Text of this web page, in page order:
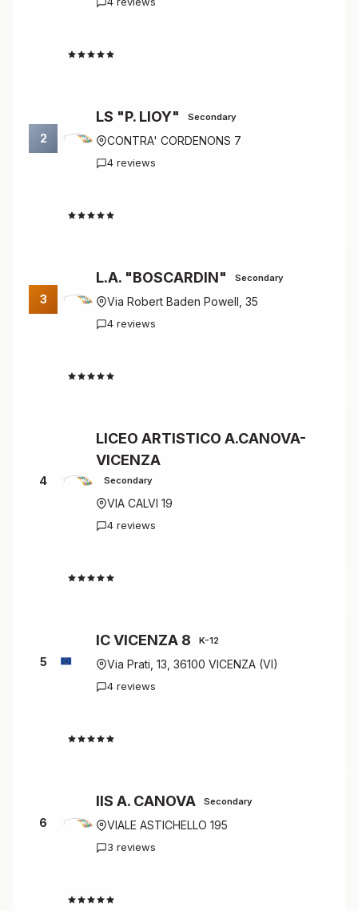
2
LS "P. LIOY" Secondary
CONTRA' CORDENONS 7
4 reviews
3
L.A. "BOSCARDIN" Secondary
Via Robert Baden Powell, 35
4 reviews
4
LICEO ARTISTICO A.CANOVA-
VICENZA
Secondary
VIA CALVI 19
4 reviews
5
IC VICENZA 8 K-12
Via Prati, 13, 36100 VICENZA (VI)
4 reviews
6
IIS A. CANOVA Secondary
VIALE ASTICHELLO 195
3 reviews